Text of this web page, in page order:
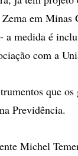
em Minas
a medida é
com a
que os
Previdência.
Michel